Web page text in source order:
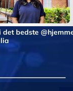
det bedste